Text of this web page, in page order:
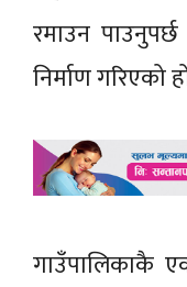
रमाउन
निर्माण गरिएको
गाउँपालिकाकै